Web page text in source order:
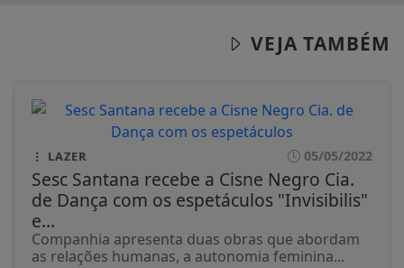
VEJA TAMBÉM
LAZER 05/05/2022
Sesc Santana recebe a Cisne Negro Cia.
de Dança com os espetáculos "Invisibilis"
e...
Companhia apresenta duas obras que abordam
as relações humanas, a autonomia feminina...